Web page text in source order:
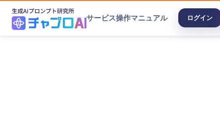
サービス操作マニュアル ログイン